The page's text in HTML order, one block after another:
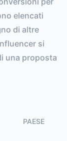
elencati
di altre
si
una proposta
PAESE